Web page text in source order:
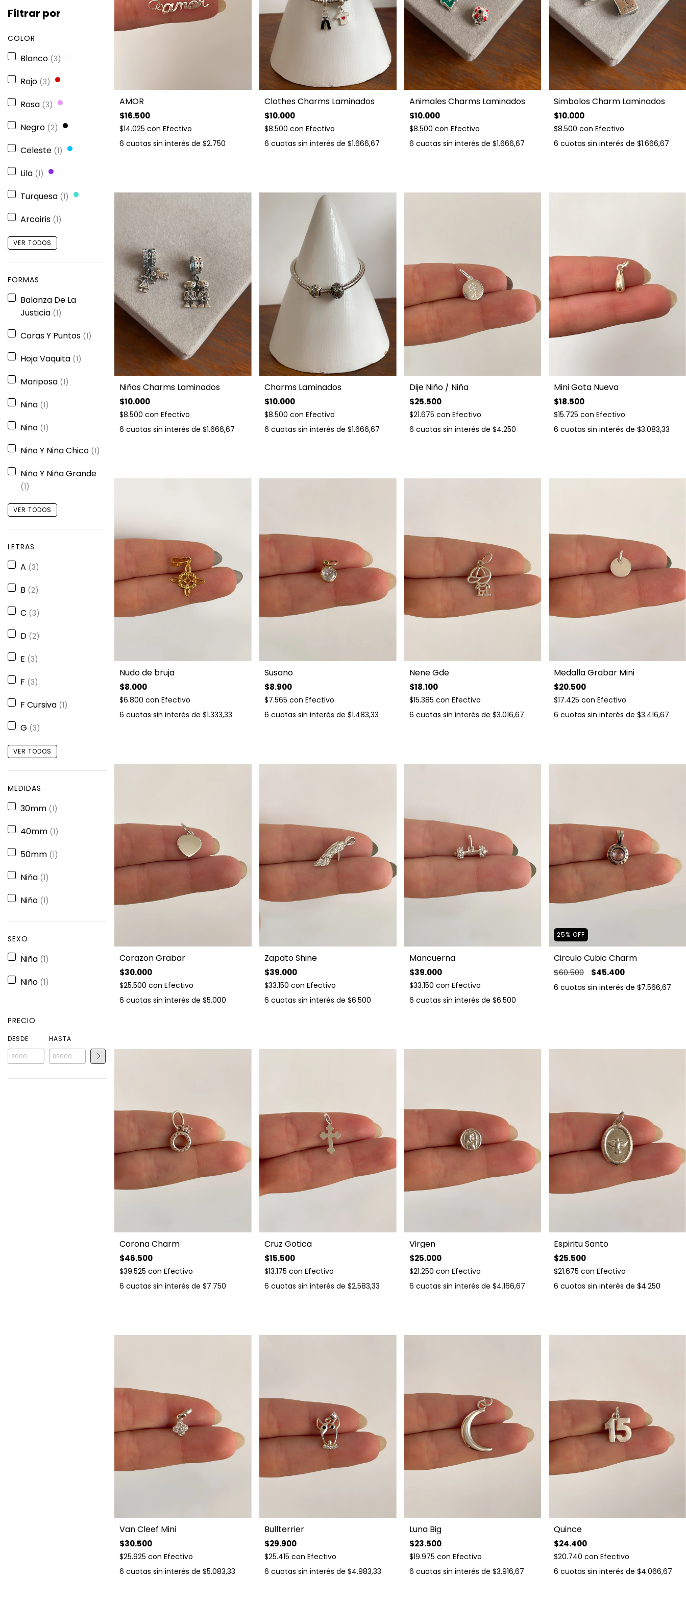
Filtrar por
COLOR
Blanco (3)
Rojo (3)
Rosa (3)
Negro (2)
Celeste (1)
Lila (1)
Turquesa (1)
Arcoiris (1)
VER TODOS
FORMAS
Balanza De La
Justicia (1)
Coras Y Puntos (1)
Hoja Vaquita (1)
Mariposa (1)
Niña (1)
Niño (1)
Niño Y Niña Chico (1)
Niño Y Niña Grande
(1)
VER TODOS
LETRAS
A (3)
B (2)
C (3)
D (2)
E (3)
F (3)
F Cursiva (1)
G (3)
VER TODOS
MEDIDAS
30mm (1)
40mm (1)
50mm (1)
Niña (1)
Niño (1)
SEXO
Niña (1)
Niño (1)
PRECIO
DESDE HASTA
AMOR
$16.500
$14.025 con Efectivo
6 cuotas sin interés de $2.750
Clothes Charms Laminados
$10.000
$8.500 con Efectivo
6 cuotas sin interés de $1.666,67
Animales Charms Laminados
$10.000
$8.500 con Efectivo
6 cuotas sin interés de $1.666,67
Simbolos Charm Laminados
$10.000
$8.500con Efectivo
6 cuotas sin interés de$1.666,67
Niños Charms Laminados
$10.000
$8.500 con Efectivo
6 cuotas sin interés de $1.666,67
Charms Laminados
$10.000
$8.500 con Efectivo
6 cuotas sin interés de $1.666,67
Dije Niño / Niña
$25.500
$21.675 con Efectivo
6 cuotas sin interés de $4.250
Mini Gota Nueva
$18.500
$15.725con Efectivo
6 cuotas sin interés de$3.083,33
Nudo de bruja
$8.000
$6.800 con Efectivo
6 cuotas sin interés de $1.333,33
Susano
$8.900
$7.565 con Efectivo
6 cuotas sin interés de $1.483,33
Nene Gde
$18.100
$15.385 con Efectivo
6 cuotas sin interés de $3.016,67
Medalla Grabar Mini
$20.500
$17.425con Efectivo
6 cuotas sin interés de$3.416,67
Corazon Grabar
$30.000
$25.500 con Efectivo
6 cuotas sin interés de $5.000
Zapato Shine
$39.000
$33.150 con Efectivo
6 cuotas sin interés de $6.500
Mancuerna
$39.000
$33.150 con Efectivo
6 cuotas sin interés de $6.500
25%OFF
Circulo Cubic Charm
$60.500 $45.400
6 cuotas sin interés de$7.566,67
Corona Charm
$46.500
$39.525 con Efectivo
6 cuotas sin interés de $7.750
Cruz Gotica
$15.500
$13.175 con Efectivo
6 cuotas sin interés de $2.583,33
Virgen
$25.000
$21.250 con Efectivo
6 cuotas sin interés de $4.166,67
Espiritu Santo
$25.500
$21.675con Efectivo
6 cuotas sin interés de$4.250
Van Cleef Mini
$30.500
$25.925 con Efectivo
6 cuotas sin interés de $5.083,33
Bullterrier
$29.900
$25.415 con Efectivo
6 cuotas sin interés de $4.983,33
Luna Big
$23.500
$19.975 con Efectivo
6 cuotas sin interés de $3.916,67
Quince
$24.400
$20.740con Efectivo
6 cuotas sin interés de$4.066,67